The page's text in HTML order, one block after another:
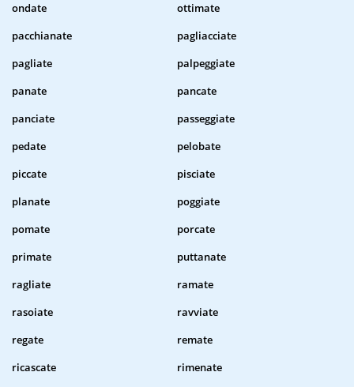
ondate
ottimate
pacchianate
pagliacciate
pagliate
palpeggiate
panate
pancate
panciate
passeggiate
pedate
pelobate
piccate
pisciate
planate
poggiate
pomate
porcate
primate
puttanate
ragliate
ramate
rasoiate
ravviate
regate
remate
ricascate
rimenate